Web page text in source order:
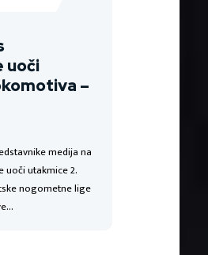
uoči
–
medija na
uoči utakmice 2.
nogometne lige